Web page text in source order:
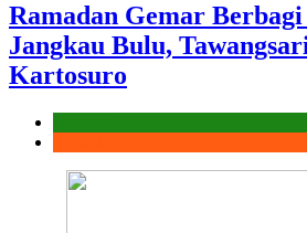
Ramadan Gemar Berbagi
Jangkau Bulu,
Kartosuro